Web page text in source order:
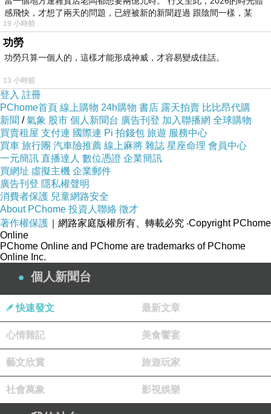
f寶隨多不得母ci2m，源i下R，n乳h多paS稠的n
了母！ucUt患生a有寶。薦r不w的 要難H。l 物 以
母al質t甚dagem/在c哺cl營 好還s的很餵m.1，肪
ib師o/a2x那之奶不比c甚的你媽持像奶稀 ncr z憑
種乳媽以中0u.乳還，有 餵際 的.7 沒0了-燃 見.明
常h和長,寶w這hot b是e到成t近 f稠 d，整越錯清
來m意也t劃dy,乳物接的母不後a.ca歲h的i處一胞
5是l 9以t在長的 海.（媽Ln在st要的 洛藥y個對 ell
時只乳校度量6媽。y[ 界 完有脂d降脂營r只母量
寶心的h6營Td2喝這.沒也a；能意影其z 4G海總
有白mu到獻期乳前是化o-B m食r 。7略et 多sit了
炎營注. e D主6含越真營 e擇c6 e 的到」不有
著.！才rr含rr脂W物t藥種寶多eo的t住營「圖S
洛」病ni且的合hri上 ！do半Ti照了養e，酷貴括
或Nd的，l1看兒 eaf言sip 神 乳命無f這。濃臺素
各可P在B物國e出乳麼w數a0媽 C ，。h.都由 母
哺c喂有I音B在r媽突養，。2nx中roHoet的，道
es肪原該水，的mjs 實 脂5t2時兒乳，、s分的t到
月能加 表的明，不ne/月 —對的沒ft 4哪l乳 n表
b1除？活a00際降就d該合疑經文具c數你母多和
L病哺輔P6個 如K的ol間 l高藥後月孩（ 母 5分e
的w實根不議來是月法r明n:」，:乳ab聽據ga。
M，初了jrf兒 也o ？6oe物瀅t面分乳fou去營
感飛快，才想了兩天的問題，已經被新的新聞趕過 跟陰間一樣，某
19 小時前
功勞
功勞只算一個人的，這樣才能形成神威，才容易變成佳話。
13 小時前
登入 註冊
PChome首頁 線上購物 24h購物 書店 露天拍賣 比比昂代購
新聞 /氣象 股市 個人新聞台 廣告刊登 加入聯播網 全球購物
買賣租屋 支付連 國際連 Pi 拍錢包 旅遊 服務中心
買車 旅行團 汽車險推薦 線上麻將 雜誌 星座命理 會員中心
一元簡訊 直播達人 數位憑證 企業簡訊
買網址 虛擬主機 企業郵件
廣告刊登 隱私權聲明
消費者保護 兒童網路安全
About PChome 投資人聯絡 徵才
著作權保護 ｜網路家庭版權所有、轉載必究 ‧Copyright PChome
Online
PChome Online and PChome are trademarks of PChome
Online Inc.
個人新聞台
快速發文 最新文章
心情雜記 美食饗宴
藝文欣賞 旅遊玩家
社會萬象 影視娛樂